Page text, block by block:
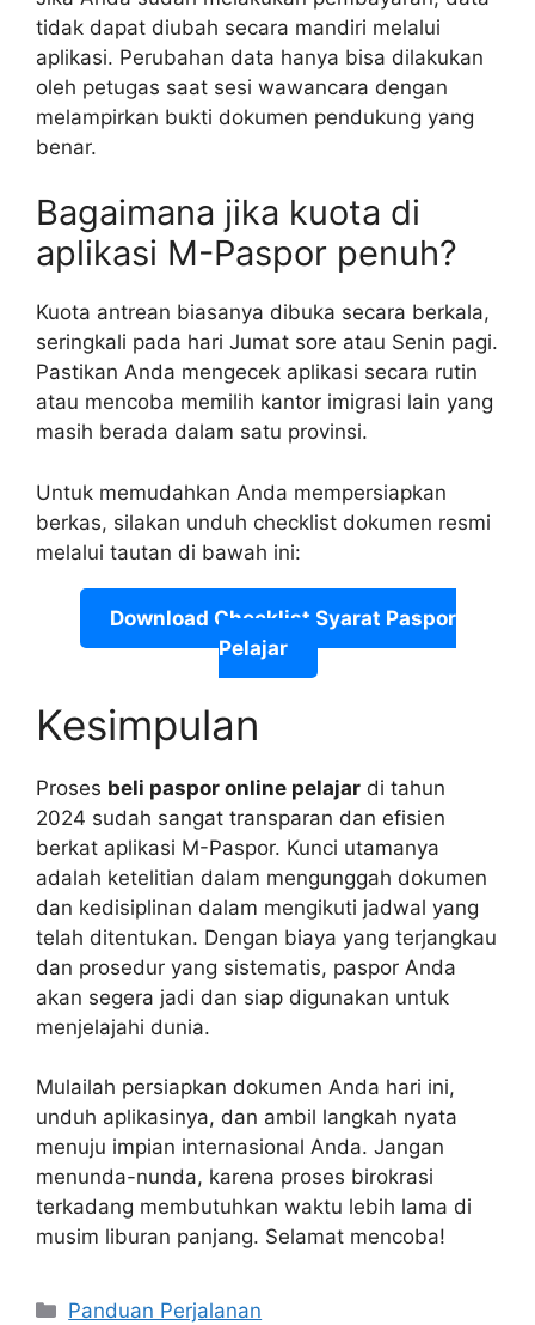
tidak dapat diubah secara mandiri melalui
aplikasi. Perubahan data hanya bisa dilakukan
oleh petugas saat sesi wawancara dengan
melampirkan bukti dokumen pendukung yang
benar.
Bagaimana jika kuota di
aplikasi M-Paspor penuh?
Kuota antrean biasanya dibuka secara berkala,
seringkali pada hari Jumat sore atau Senin pagi.
Pastikan Anda mengecek aplikasi secara rutin
atau mencoba memilih kantor imigrasi lain yang
masih berada dalam satu provinsi.
Untuk memudahkan Anda mempersiapkan
berkas, silakan unduh checklist dokumen resmi
melalui tautan di bawah ini:
Download Checklist Syarat Paspor
Pelajar
Kesimpulan
Proses beli paspor online pelajar di tahun
2024 sudah sangat transparan dan efisien
berkat aplikasi M-Paspor. Kunci utamanya
adalah ketelitian dalam mengunggah dokumen
dan kedisiplinan dalam mengikuti jadwal yang
telah ditentukan. Dengan biaya yang terjangkau
dan prosedur yang sistematis, paspor Anda
akan segera jadi dan siap digunakan untuk
menjelajahi dunia.
Mulailah persiapkan dokumen Anda hari ini,
unduh aplikasinya, dan ambil langkah nyata
menuju impian internasional Anda. Jangan
menunda-nunda, karena proses birokrasi
terkadang membutuhkan waktu lebih lama di
musim liburan panjang. Selamat mencoba!
Categories
Panduan Perjalanan